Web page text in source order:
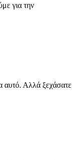
για την
αυτό. Αλλά ξεχάσατε